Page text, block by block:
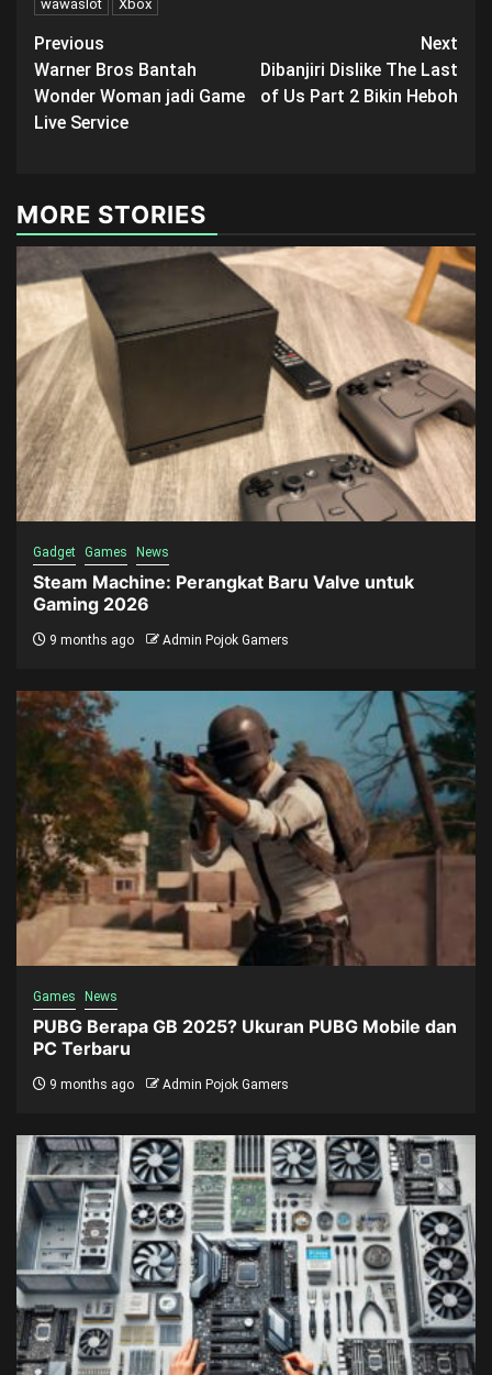
wawaslot Xbox
Post
navigation
Previous
Warner Bros Bantah
Wonder Woman jadi Game
Live Service
Next
Dibanjiri Dislike The Last
of Us Part 2 Bikin Heboh
MORE STORIES
Gadget Games News
Steam Machine: Perangkat Baru Valve untuk
Gaming 2026
9 months ago Admin Pojok Gamers
Games News
PUBG Berapa GB 2025? Ukuran PUBG Mobile dan
PC Terbaru
9 months ago Admin Pojok Gamers